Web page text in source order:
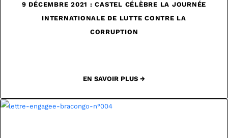
9 DÉCEMBRE 2021 : CASTEL CÉLÈBRE LA JOURNÉE
INTERNATIONALE DE LUTTE CONTRE LA
CORRUPTION
EN SAVOIR PLUS →